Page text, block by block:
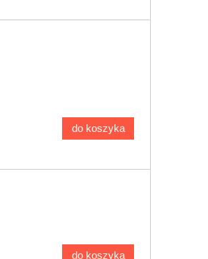
do koszyka
do koszyka